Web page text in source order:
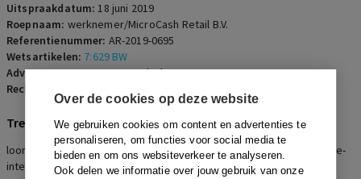
Over de cookies op deze website
We gebruiken cookies om content en advertenties te
personaliseren, om functies voor social media te
bieden en om ons websiteverkeer te analyseren.
Ook delen we informatie over jouw gebruik van onze
Uitspraakdatum:18 juni 2019
Roepnaam: werknemer/MicroCash Retail B.V.
Referentienummer: AR-2019-0695
Wetsartikelen: 7:629 BW
Advocaten:J.P. van Veenendaal en P. van Wegen
Rechters:
Trefwoorden
loonstop, PTSS, meldingsplicht, sollicitatie, waarschuwingsplicht, re-
integratie